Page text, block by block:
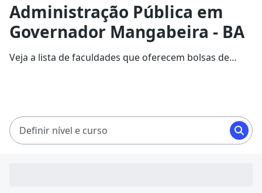
Administração Pública em
Governador Mangabeira - BA
Veja a lista de faculdades que oferecem bolsas de
Definir nível e curso